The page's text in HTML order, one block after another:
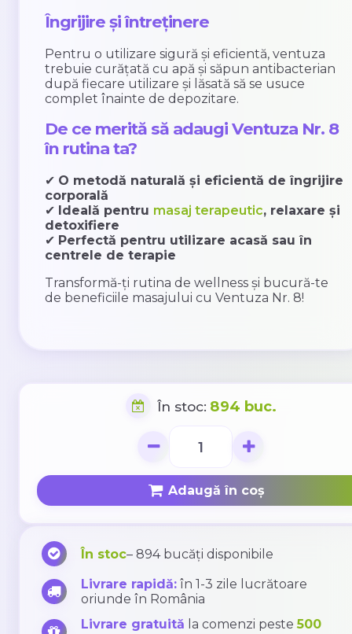
Îngrijire și întreținere
Pentru o utilizare sigură și eficientă, ventuza
trebuie curățată cu apă și săpun antibacterian
după fiecare utilizare și lăsată să se usuce
complet înainte de depozitare.
De ce merită să adaugi Ventuza Nr. 8
în rutina ta?
✔ O metodă naturală și eficientă de îngrijire
corporală
✔ Ideală pentru masaj terapeutic, relaxare și
detoxifiere
✔ Perfectă pentru utilizare acasă sau în
centrele de terapie
Transformă-ți rutina de wellness și bucură-te
de beneficiile masajului cu Ventuza Nr. 8!
În stoc: 894 buc.
Adaugă în coș
În stoc– 894 bucăți disponibile
Livrare rapidă:în 1-3 zile lucrătoare
oriunde în România
Livrare gratuită la comenzi peste500